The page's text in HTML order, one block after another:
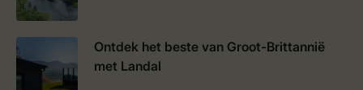
Ontdek het beste van Groot-Brittannië
met Landal